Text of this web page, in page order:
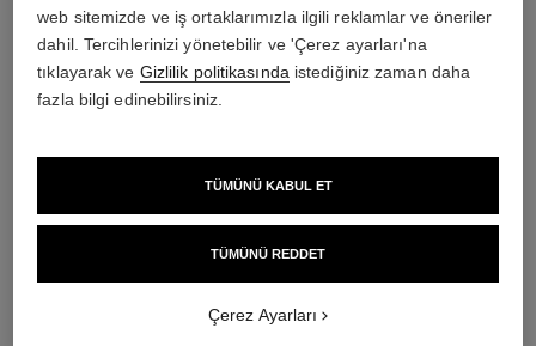
THE PERFECT MATCH
web sitemizde ve iş ortaklarımızla ilgili reklamlar ve öneriler
dahil. Tercihlerinizi yönetebilir ve 'Çerez ayarları'na
tıklayarak ve Gizlilik politikasında istediğiniz zaman daha
fazla bilgi edinebilirsiniz.
TÜMÜNÜ REDDET
TÜMÜNÜ KABUL ET
Çerez Ayarları